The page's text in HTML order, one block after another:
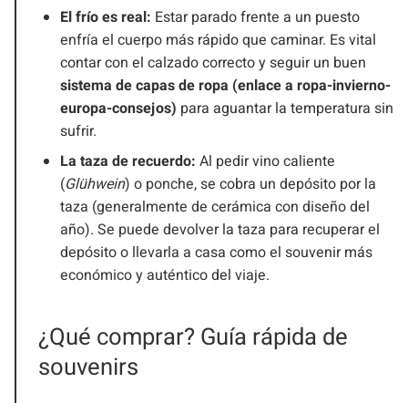
El frío es real: Estar parado frente a un puesto
enfría el cuerpo más rápido que caminar. Es vital
contar con el calzado correcto y seguir un buen
sistema de capas de ropa (enlace a ropa-invierno-
europa-consejos) para aguantar la temperatura sin
sufrir.
La taza de recuerdo: Al pedir vino caliente
(Glühwein) o ponche, se cobra un depósito por la
taza (generalmente de cerámica con diseño del
año). Se puede devolver la taza para recuperar el
depósito o llevarla a casa como el souvenir más
económico y auténtico del viaje.
¿Qué comprar? Guía rápida de
souvenirs